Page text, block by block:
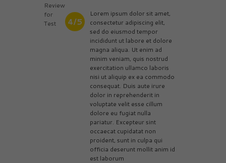
Review
for
Test
4/5
Lorem ipsum dolor sit amet,
consectetur adipiscing elit,
sed do eiusmod tempor
incididunt ut labore et dolore
magna aliqua. Ut enim ad
minim veniam, quis nostrud
exercitation ullamco laboris
nisi ut aliquip ex ea commodo
consequat. Duis aute irure
dolor in reprehenderit in
voluptate velit esse cillum
dolore eu fugiat nulla
pariatur. Excepteur sint
occaecat cupidatat non
proident, sunt in culpa qui
officia deserunt mollit anim id
est laborum